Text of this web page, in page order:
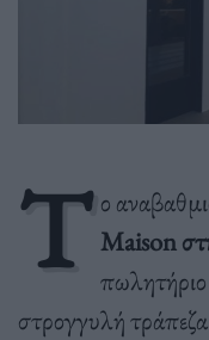
Τ ο
Maison
πωλητήριο
στρογγυλή